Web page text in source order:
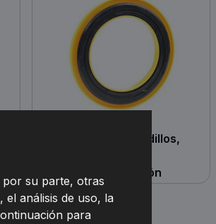
por su parte, otras
análisis de uso, la
para
Cojienete de rodillos,
amortiguación